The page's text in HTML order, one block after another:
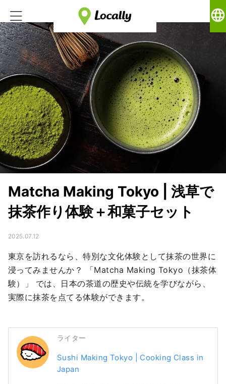
language
Matcha Making Tokyo | 浅草で
抹茶作り体験＋和菓子セット
2025.07.12
東京を訪れるなら、特別な文化体験として抹茶の世界に
浸ってみませんか？ 「Matcha Making Tokyo（抹茶体
験）」 では、日本の茶道の歴史や伝統を学びながら、
実際に抹茶を点てる体験ができます。
ライター
Sushi Making Tokyo | Cooking Class in
Japan